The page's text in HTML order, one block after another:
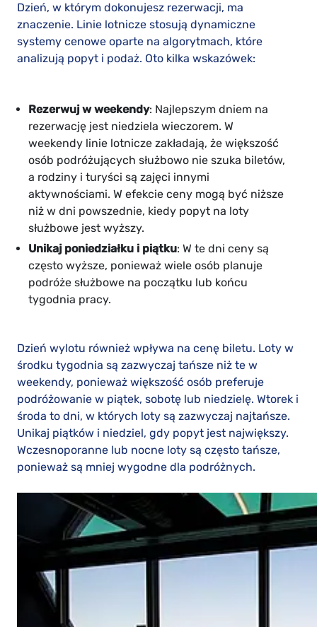
Dzień, w którym dokonujesz rezerwacji, ma
znaczenie. Linie lotnicze stosują dynamiczne
systemy cenowe oparte na algorytmach, które
analizują popyt i podaż. Oto kilka wskazówek:
Rezerwuj w weekendy: Najlepszym dniem na
rezerwację jest niedziela wieczorem. W
weekendy linie lotnicze zakładają, że większość
osób podróżujących służbowo nie szuka biletów,
a rodziny i turyści są zajęci innymi
aktywnościami. W efekcie ceny mogą być niższe
niż w dni powszednie, kiedy popyt na loty
służbowe jest wyższy.
Unikaj poniedziałku i piątku: W te dni ceny są
często wyższe, ponieważ wiele osób planuje
podróże służbowe na początku lub końcu
tygodnia pracy.
Dzień wylotu również wpływa na cenę biletu. Loty w
środku tygodnia są zazwyczaj tańsze niż te w
weekendy, ponieważ większość osób preferuje
podróżowanie w piątek, sobotę lub niedzielę. Wtorek i
środa to dni, w których loty są zazwyczaj najtańsze.
Unikaj piątków i niedziel, gdy popyt jest największy.
Wczesnoporanne lub nocne loty są często tańsze,
ponieważ są mniej wygodne dla podróżnych.